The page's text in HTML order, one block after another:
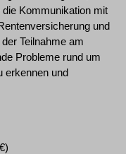
Kommunikation mit
und
Teilnahme am
Probleme rund um
erkennen und